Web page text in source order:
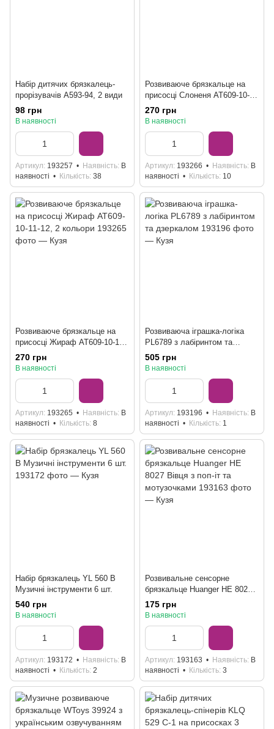
Набір дитячих брязкалець-
прорізувачів A593-94, 2 види
98 грн
В наявності
Артикул 193257 Наявність В
наявності
Кількість 38
Розвиваюче брязкальце на
присосці Слоненя AT609-10-
11-12, 2 кольори
270 грн
В наявності
Артикул 193266 Наявність В
наявності
Кількість 10
Розвиваюче брязкальце на
присосці Жираф AT609-10-11-
12, 2 кольори
270 грн
В наявності
Артикул 193265 Наявність В
наявності
Кількість 8
Розвиваюча іграшка-логіка
PL6789 з лабіринтом та
дзеркалом
505 грн
В наявності
Артикул 193196 Наявність В
наявності
Кількість 1
Набір брязкалець YL 560 B
Музичні інструменти 6 шт.
540 грн
В наявності
Артикул 193172 Наявність В
наявності
Кількість 2
Розвивальне сенсорне
брязкальце Huanger HE 8027
Вівця з поп-іт та мотузочками
175 грн
В наявності
Артикул 193163 Наявність В
наявності
Кількість 3